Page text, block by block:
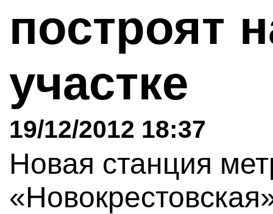
построят
участке
19/12/2012 18:37
Новая станция